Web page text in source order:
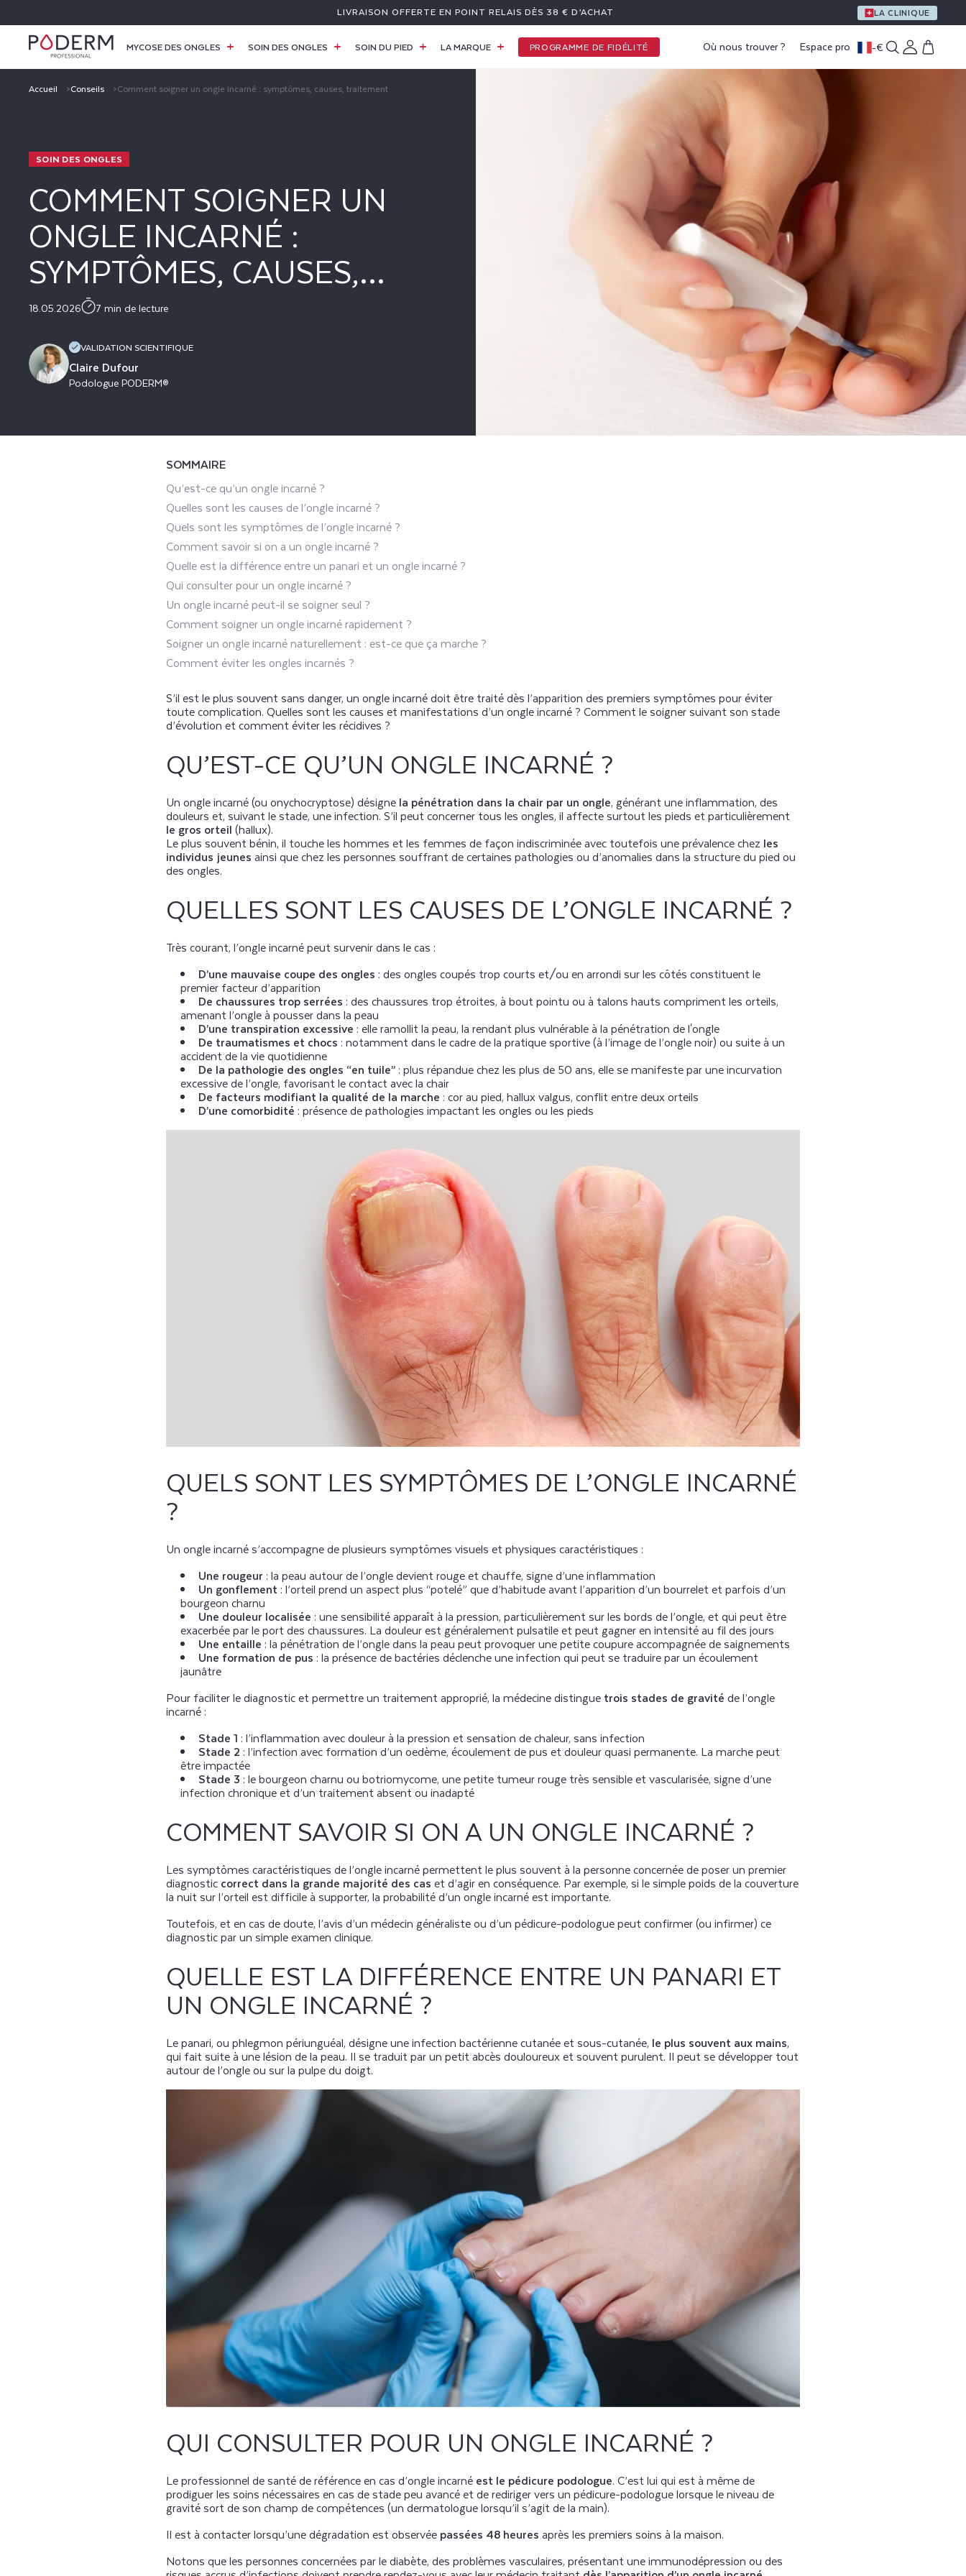
AU
CONTENU
LIVRAISON OFFERTE EN POINT RELAIS DÈS 38 € D’ACHAT UN CADEAU OFFERT DÈS 59 € D’ACHAT
LA CLINIQUE
MYCOSE DES ONGLES SOIN DES ONGLES SOIN DU PIED LA MARQUE PROGRAMME DE FIDÉLITÉ Où nous trouver ? Espace pro -€ Connexion
Panier
Accueil Conseils Comment soigner un ongle incarné : symptômes, causes, traitement
SOIN DES ONGLES
COMMENT SOIGNER UN
ONGLE INCARNÉ :
SYMPTÔMES, CAUSES,
TRAITEMENT
18.05.2026 7 min de lecture
VALIDATION SCIENTIFIQUE
Claire Dufour
Podologue PODERM®
SOMMAIRE
Qu’est-ce qu’un ongle incarné ?
Quelles sont les causes de l’ongle incarné ?
Quels sont les symptômes de l’ongle incarné ?
Comment savoir si on a un ongle incarné ?
Quelle est la différence entre un panari et un ongle incarné ?
Qui consulter pour un ongle incarné ?
Un ongle incarné peut-il se soigner seul ?
Comment soigner un ongle incarné rapidement ?
Soigner un ongle incarné naturellement : est-ce que ça marche ?
Comment éviter les ongles incarnés ?
S’il est le plus souvent sans danger, un ongle incarné doit être traité dès l’apparition des premiers symptômes pour éviter
toute complication. Quelles sont les causes et manifestations d’un ongle incarné ? Comment le soigner suivant son stade
d’évolution et comment éviter les récidives ?
QU’EST-CE QU’UN ONGLE INCARNÉ ?
Un ongle incarné (ou onychocryptose) désigne la pénétration dans la chair par un ongle, générant une inflammation, des
douleurs et, suivant le stade, une infection. S’il peut concerner tous les ongles, il affecte surtout les pieds et particulièrement
le gros orteil (hallux).
Le plus souvent bénin, il touche les hommes et les femmes de façon indiscriminée avec toutefois une prévalence chez les
individus jeunes ainsi que chez les personnes souffrant de certaines pathologies ou d’anomalies dans la structure du pied ou
des ongles.
QUELLES SONT LES CAUSES DE L’ONGLE INCARNÉ ?
Très courant, l’ongle incarné peut survenir dans le cas :
D’une mauvaise coupe des ongles : des ongles coupés trop courts et/ou en arrondi sur les côtés constituent le
premier facteur d’apparition
De chaussures trop serrées : des chaussures trop étroites, à bout pointu ou à talons hauts compriment les orteils,
amenant l’ongle à pousser dans la peau
D’une transpiration excessive : elle ramollit la peau, la rendant plus vulnérable à la pénétration de l'ongle
De traumatismes et chocs : notamment dans le cadre de la pratique sportive (à l’image de l’ongle noir) ou suite à un
accident de la vie quotidienne
De la pathologie des ongles “en tuile” : plus répandue chez les plus de 50 ans, elle se manifeste par une incurvation
excessive de l’ongle, favorisant le contact avec la chair
De facteurs modifiant la qualité de la marche : cor au pied, hallux valgus, conflit entre deux orteils
D’une comorbidité : présence de pathologies impactant les ongles ou les pieds
QUELS SONT LES SYMPTÔMES DE L’ONGLE INCARNÉ
?
Un ongle incarné s’accompagne de plusieurs symptômes visuels et physiques caractéristiques :
Une rougeur : la peau autour de l’ongle devient rouge et chauffe, signe d’une inflammation
Un gonflement : l’orteil prend un aspect plus “potelé” que d’habitude avant l’apparition d’un bourrelet et parfois d’un
bourgeon charnu
Une douleur localisée : une sensibilité apparaît à la pression, particulièrement sur les bords de l’ongle, et qui peut être
exacerbée par le port des chaussures. La douleur est généralement pulsatile et peut gagner en intensité au fil des jours
Une entaille : la pénétration de l’ongle dans la peau peut provoquer une petite coupure accompagnée de saignements
Une formation de pus : la présence de bactéries déclenche une infection qui peut se traduire par un écoulement
jaunâtre
Pour faciliter le diagnostic et permettre un traitement approprié, la médecine distingue trois stades de gravité de l’ongle
incarné :
Stade 1 : l’inflammation avec douleur à la pression et sensation de chaleur, sans infection
Stade 2 : l’infection avec formation d’un oedème, écoulement de pus et douleur quasi permanente. La marche peut
être impactée
Stade 3 : le bourgeon charnu ou botriomycome, une petite tumeur rouge très sensible et vascularisée, signe d’une
infection chronique et d’un traitement absent ou inadapté
COMMENT SAVOIR SI ON A UN ONGLE INCARNÉ ?
Les symptômes caractéristiques de l’ongle incarné permettent le plus souvent à la personne concernée de poser un premier
diagnostic correct dans la grande majorité des cas et d’agir en conséquence. Par exemple, si le simple poids de la couverture
la nuit sur l’orteil est difficile à supporter, la probabilité d’un ongle incarné est importante.
Toutefois, et en cas de doute, l’avis d’un médecin généraliste ou d’un pédicure-podologue peut confirmer (ou infirmer) ce
diagnostic par un simple examen clinique.
QUELLE EST LA DIFFÉRENCE ENTRE UN PANARI ET
UN ONGLE INCARNÉ ?
Le panari, ou phlegmon périunguéal, désigne une infection bactérienne cutanée et sous-cutanée, le plus souvent aux mains,
qui fait suite à une lésion de la peau. Il se traduit par un petit abcès douloureux et souvent purulent. Il peut se développer tout
autour de l’ongle ou sur la pulpe du doigt.
QUI CONSULTER POUR UN ONGLE INCARNÉ ?
Le professionnel de santé de référence en cas d’ongle incarné est le pédicure podologue. C’est lui qui est à même de
prodiguer les soins nécessaires en cas de stade peu avancé et de rediriger vers un pédicure-podologue lorsque le niveau de
gravité sort de son champ de compétences (un dermatologue lorsqu’il s’agit de la main).
Il est à contacter lorsqu’une dégradation est observée passées 48 heures après les premiers soins à la maison.
Notons que les personnes concernées par le diabète, des problèmes vasculaires, présentant une immunodépression ou des